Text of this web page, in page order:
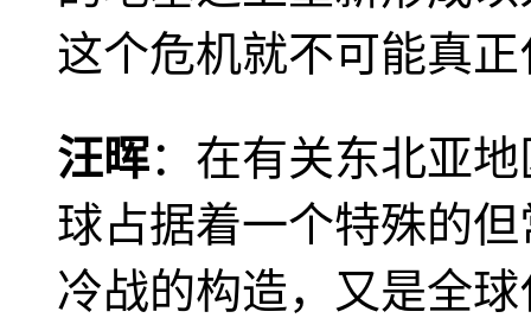
这个危机就不可能真
汪晖：在有关东北亚
球占据着一个特殊的
冷战的构造，又是全